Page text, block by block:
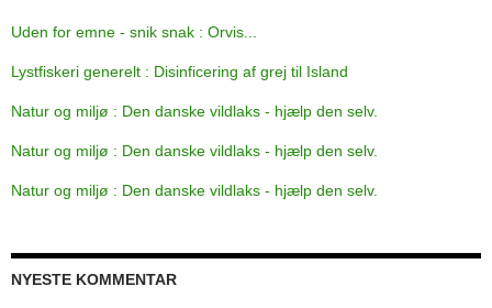
Uden for emne - snik snak : Orvis...
Lystfiskeri generelt : Disinficering af grej til Island
Natur og miljø : Den danske vildlaks - hjælp den selv.
Natur og miljø : Den danske vildlaks - hjælp den selv.
Natur og miljø : Den danske vildlaks - hjælp den selv.
NYESTE KOMMENTAR